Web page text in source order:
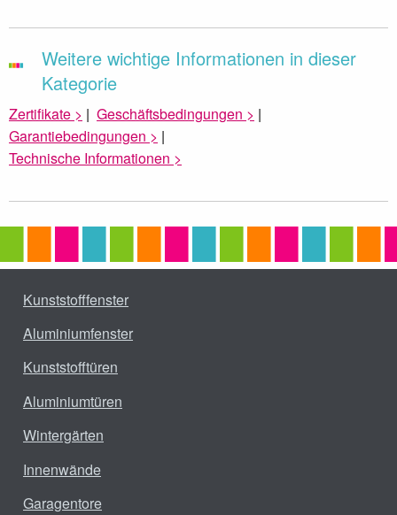
Weitere wichtige Informationen in dieser
Kategorie
Zertifikate > | Geschäftsbedingungen > |
Garantiebedingungen > |
Technische Informationen >
Kunststofffenster
Aluminiumfenster
Kunststofftüren
Aluminiumtüren
Wintergärten
Innenwände
Garagentore